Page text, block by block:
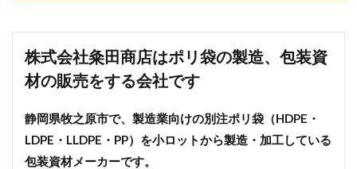
株式会社粂田商店はポリ袋の製造、包装資
材の販売をする会社です
静岡県牧之原市で、製造業向けの別注ポリ袋（HDPE・
LDPE・LLDPE・PP）を小ロットから製造・加工している
包装資材メーカーです。